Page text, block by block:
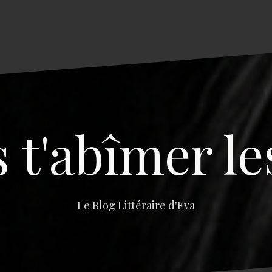
t'abîmer
Le Blog Littéraire d'Eva